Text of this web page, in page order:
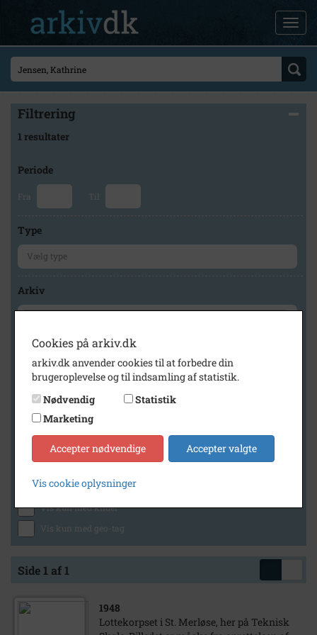
Filtrering
1 resultater
Periode
Fra Til
Type
Arkiv
Geografi
Generelt
Vis kun med billeder
Vis kun med lydklip
Vis kun med kilder
Vis kun med geo-tag
Side 1 af 1
1948
Lottekorpset i St. Merløse, her på Teknisk
Cookies på arkiv.dk
arkiv.dk anvender cookies til at forbedre din
brugeroplevelse og til indsamling af statistik.
Nødvendig
Statistik
Marketing
Accepter nødvendige Accepter valgte
Vis cookie oplysninger